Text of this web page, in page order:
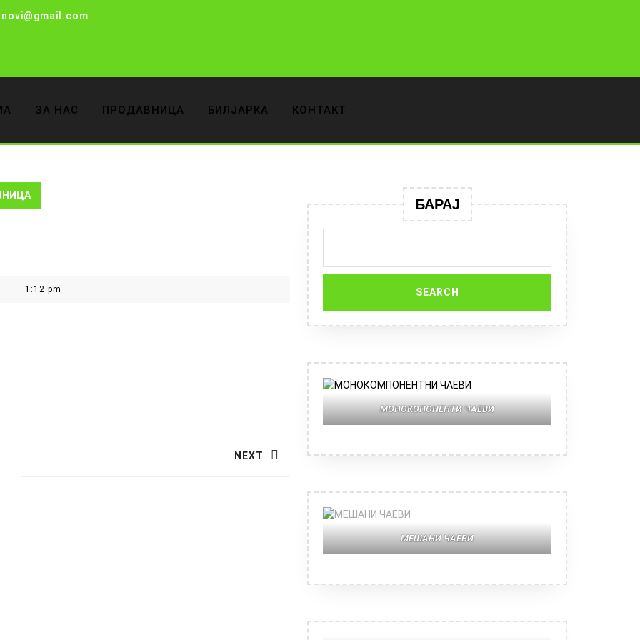
ЗА НАС ПРОДАВНИЦА БИЛЈАРКА КОНТАКТ
1:12 pm
NEXT
БАРАЈ
МОНОКОПОНЕНТИ ЧАЕВИ
МЕШАНИ ЧАЕВИ